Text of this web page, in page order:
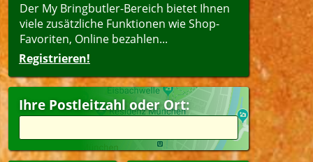
Der My Bringbutler-Bereich bietet Ihnen
viele zusätzliche Funktionen wie Shop-
Favoriten, Online bezahlen...
Registrieren!
Ihre Postleitzahl oder Ort: